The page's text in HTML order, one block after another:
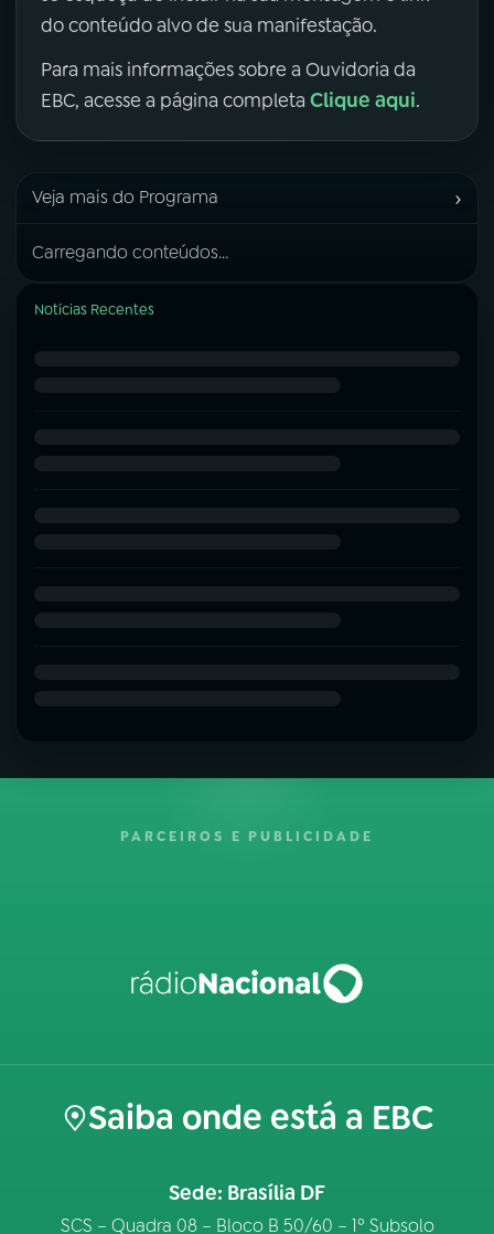
do conteúdo alvo de sua manifestação.
Para mais informações sobre a Ouvidoria da
EBC, acesse a página completa Clique aqui.
Veja mais do Programa ›
Carregando conteúdos...
Notícias Recentes
PARCEIROS E PUBLICIDADE
Saiba onde está a EBC
Sede: Brasília DF
SCS – Quadra 08 – Bloco B 50/60 – 1º Subsolo